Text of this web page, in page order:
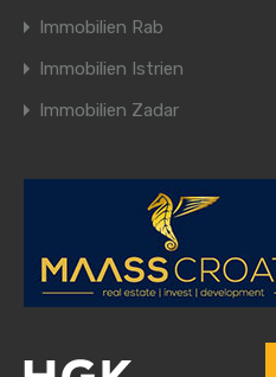
Immobilien Rab
Immobilien Istrien
Immobilien Zadar